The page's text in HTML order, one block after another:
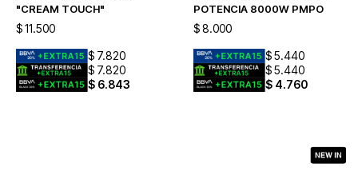
"CREAM TOUCH"
$11.500
$ 7.820
$ 7.820
$ 6.843
POTENCIA 8000W PMPO
$ 8.000
$ 5.440
$ 5.440
$ 4.760